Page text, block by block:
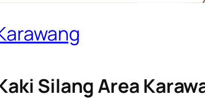
Silang Area